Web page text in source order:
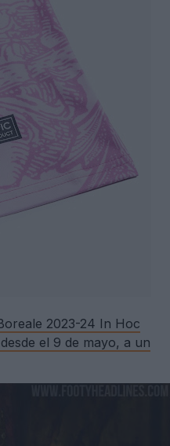
2023-24 In Hoc
el 9 de mayo, a un